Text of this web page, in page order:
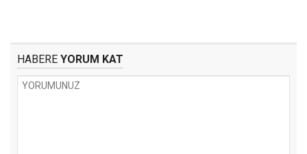
HABERE YORUM KAT